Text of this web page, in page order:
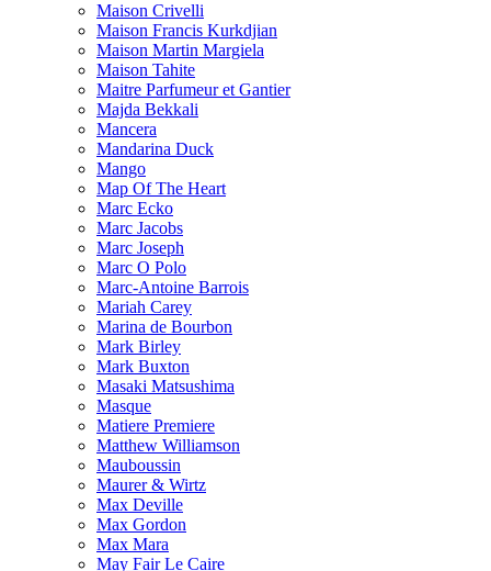
Maison Crivelli
Maison Francis Kurkdjian
Maison Martin Margiela
Maison Tahite
Maitre Parfumeur et Gantier
Majda Bekkali
Mancera
Mandarina Duck
Mango
Map Of The Heart
Marc Ecko
Marc Jacobs
Marc Joseph
Marc O Polo
Marc-Antoine Barrois
Mariah Carey
Marina de Bourbon
Mark Birley
Mark Buxton
Masaki Matsushima
Masque
Matiere Premiere
Matthew Williamson
Mauboussin
Maurer & Wirtz
Max Deville
Max Gordon
Max Mara
May Fair Le Caire